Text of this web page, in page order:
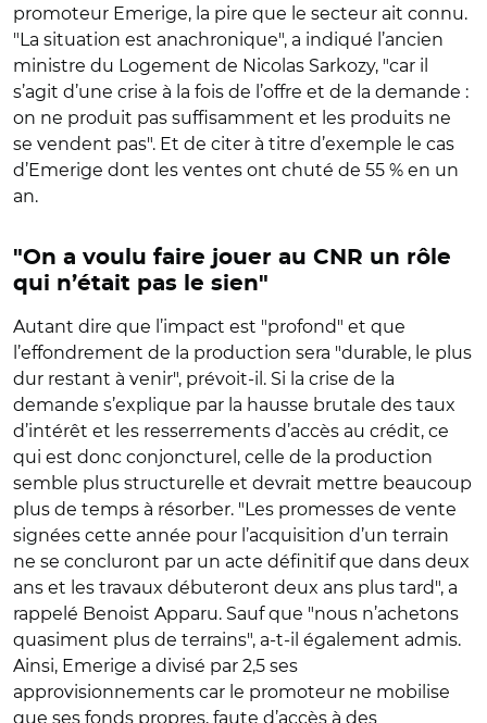
promoteur Emerige, la pire que le secteur ait connu.
"La situation est anachronique", a indiqué l’ancien
ministre du Logement de Nicolas Sarkozy, "car il
s’agit d’une crise à la fois de l’offre et de la demande :
on ne produit pas suffisamment et les produits ne
se vendent pas". Et de citer à titre d’exemple le cas
d’Emerige dont les ventes ont chuté de 55 % en un
an.
"On a voulu faire jouer au CNR un rôle
qui n’était pas le sien"
Autant dire que l’impact est "profond" et que
l’effondrement de la production sera "durable, le plus
dur restant à venir", prévoit-il. Si la crise de la
demande s’explique par la hausse brutale des taux
d’intérêt et les resserrements d’accès au crédit, ce
qui est donc conjoncturel, celle de la production
semble plus structurelle et devrait mettre beaucoup
plus de temps à résorber. "Les promesses de vente
signées cette année pour l’acquisition d’un terrain
ne se concluront par un acte définitif que dans deux
ans et les travaux débuteront deux ans plus tard", a
rappelé Benoist Apparu. Sauf que "nous n’achetons
quasiment plus de terrains", a-t-il également admis.
Ainsi, Emerige a divisé par 2,5 ses
approvisionnements car le promoteur ne mobilise
que ses fonds propres, faute d’accès à des